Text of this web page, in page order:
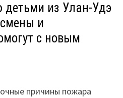
детьми из Улан-Удэ
и
с новым
причины пожара